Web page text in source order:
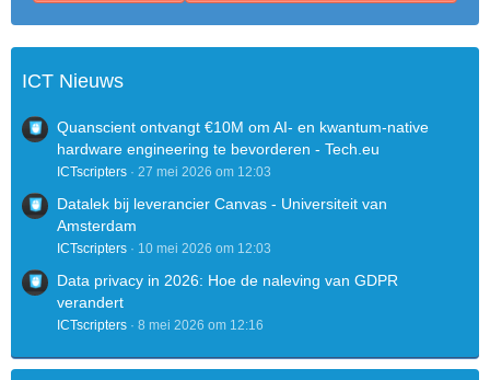
ICT Nieuws
Quanscient ontvangt €10M om AI- en kwantum-native
hardware engineering te bevorderen - Tech.eu
ICTscripters 27 mei 2026 om 12:03
Datalek bij leverancier Canvas - Universiteit van
Amsterdam
ICTscripters 10 mei 2026 om 12:03
Data privacy in 2026: Hoe de naleving van GDPR
verandert
ICTscripters 8 mei 2026 om 12:16